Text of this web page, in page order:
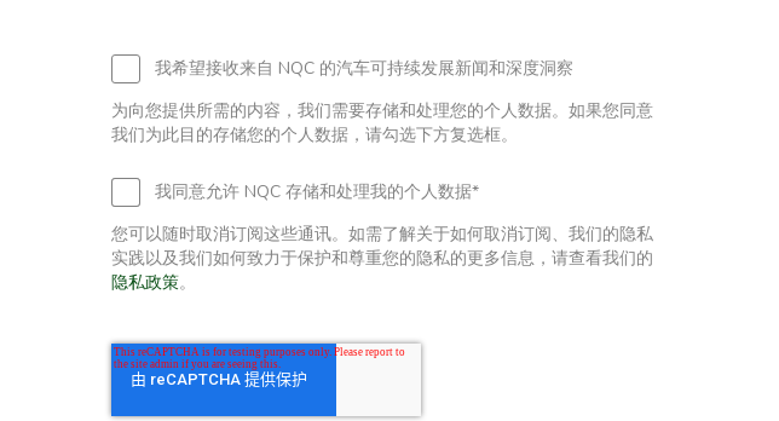
我希望接收来自 NQC 的汽车可持续发展新闻和深度洞察
为向您提供所需的内容，我们需要存储和处理您的个人数据。如果您同意
我们为此目的存储您的个人数据，请勾选下方复选框。
我同意允许 NQC 存储和处理我的个人数据*
您可以随时取消订阅这些通讯。如需了解关于如何取消订阅、我们的隐私
实践以及我们如何致力于保护和尊重您的隐私的更多信息，请查看我们的
隐私政策。